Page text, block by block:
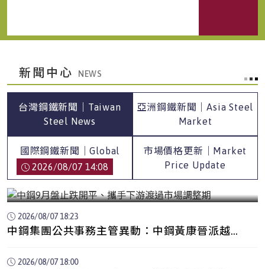
新聞中心
台灣鋼鐵新聞｜Taiwan
Steel News
亞洲鋼鐵新聞｜Asia Steel
Market
國際鋼鐵新聞｜Global
Steel News
市場價格更新｜Market
Price Update
2026/08/07 14:08
2026/08/07 18:23
中鋼集團公共事務主管異動：中鋼黃康晉派越南
2026/08/07 18:00